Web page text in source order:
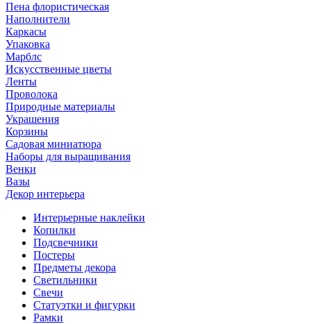
Пена флористическая
Наполнители
Каркасы
Упаковка
Марблс
Искусственные цветы
Ленты
Проволока
Природные материалы
Украшения
Корзины
Садовая миниатюра
Наборы для выращивания
Венки
Вазы
Декор интерьера
Интерьерные наклейки
Копилки
Подсвечники
Постеры
Предметы декора
Светильники
Свечи
Статуэтки и фигурки
Рамки